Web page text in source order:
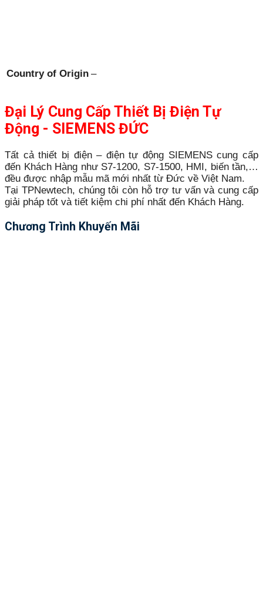
Country of Origin –
Đại Lý Cung Cấp Thiết Bị Điện Tự
Động - SIEMENS ĐỨC
Tất cả thiết bị điện – điện tự động SIEMENS cung cấp
đến Khách Hàng như S7-1200, S7-1500, HMI, biến tần,…
đều được nhập mẫu mã mới nhất từ Đức về Việt Nam.
Tại TPNewtech, chúng tôi còn hỗ trợ tư vấn và cung cấp
giải pháp tốt và tiết kiệm chi phí nhất đến Khách Hàng.
Chương Trình Khuyến Mãi